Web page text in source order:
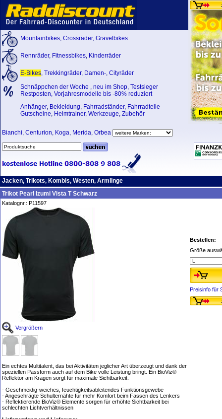
Mountainbikes, Crossräder, Gravelbikes
Rennräder, Fitnessbikes, Kinderräder
E-Bikes, Trekkingräder, Damen-, Cityräder
Schnäppchen der Woche , neu im Shop, Testsieger
Restposten, Vorjahresmodelle bis -80% reduziert
Anhänger, Bekleidung, Fahrradständer, Fahrradteile
Gutscheine, Heimtrainer, Werkzeuge, Zubehör
Bianchi, Centurion, Koga, Merida, Orbea
Jacken, Trikots, Kombis, Westen, Armlinge
Trikot Pearl Izumi Vista T Schwarz
Katalognr.: P11597
Vergrößern
Ein echtes Multitalent, das bei Aktivitäten jeglicher Art überzeugt und dank der
speziellen Passform auch auf dem Bike volle Leistung bringt. Ein BioViz®
Reflektor am Kragen sorgt für maximale Sichtbarkeit.
- Geschmeidig-weiches, feuchtigkeitsableitendes Funktionsgewebe
- Angeschrägte Schulternähte für mehr Komfort beim Fassen des Lenkers
- Reflektierende BioViz® Elemente sorgen für erhöhte Sichtbarkeit bei
schlechten Lichtverhältnissen
Bestellen:
Größe
Preisinfo für